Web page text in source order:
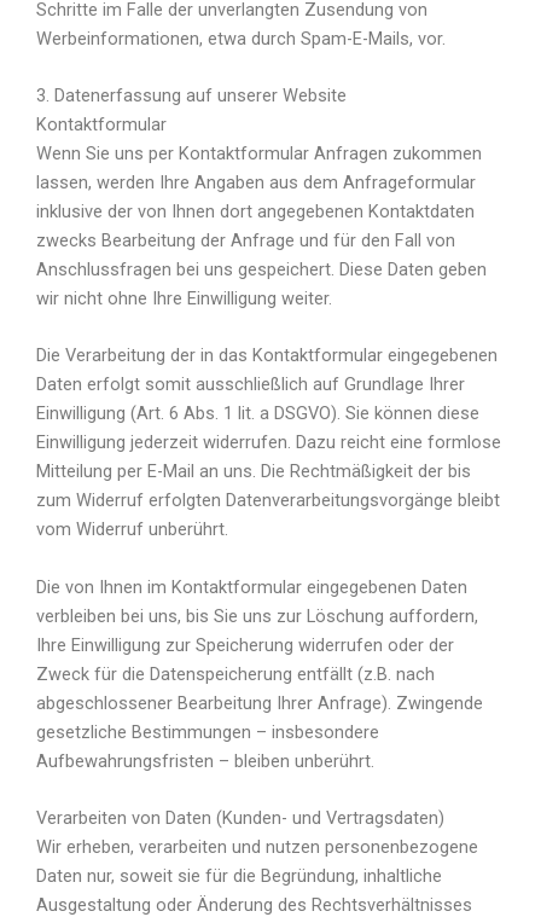
Schritte im Falle der unverlangten Zusendung von
Werbeinformationen, etwa durch Spam-E-Mails, vor.
3. Datenerfassung auf unserer Website
Kontaktformular
Wenn Sie uns per Kontaktformular Anfragen zukommen
lassen, werden Ihre Angaben aus dem Anfrageformular
inklusive der von Ihnen dort angegebenen Kontaktdaten
zwecks Bearbeitung der Anfrage und für den Fall von
Anschlussfragen bei uns gespeichert. Diese Daten geben
wir nicht ohne Ihre Einwilligung weiter.
Die Verarbeitung der in das Kontaktformular eingegebenen
Daten erfolgt somit ausschließlich auf Grundlage Ihrer
Einwilligung (Art. 6 Abs. 1 lit. a DSGVO). Sie können diese
Einwilligung jederzeit widerrufen. Dazu reicht eine formlose
Mitteilung per E-Mail an uns. Die Rechtmäßigkeit der bis
zum Widerruf erfolgten Datenverarbeitungsvorgänge bleibt
vom Widerruf unberührt.
Die von Ihnen im Kontaktformular eingegebenen Daten
verbleiben bei uns, bis Sie uns zur Löschung auffordern,
Ihre Einwilligung zur Speicherung widerrufen oder der
Zweck für die Datenspeicherung entfällt (z.B. nach
abgeschlossener Bearbeitung Ihrer Anfrage). Zwingende
gesetzliche Bestimmungen – insbesondere
Aufbewahrungsfristen – bleiben unberührt.
Verarbeiten von Daten (Kunden- und Vertragsdaten)
Wir erheben, verarbeiten und nutzen personenbezogene
Daten nur, soweit sie für die Begründung, inhaltliche
Ausgestaltung oder Änderung des Rechtsverhältnisses